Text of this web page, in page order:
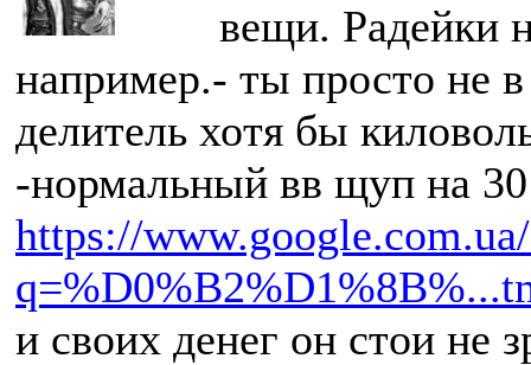
вещи. Радейки
например.- ты просто не
делитель хотя бы
-нормальный вв щуп на 30
https://
и своих денег он стои не